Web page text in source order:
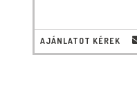
AJÁNLATOT KÉREK